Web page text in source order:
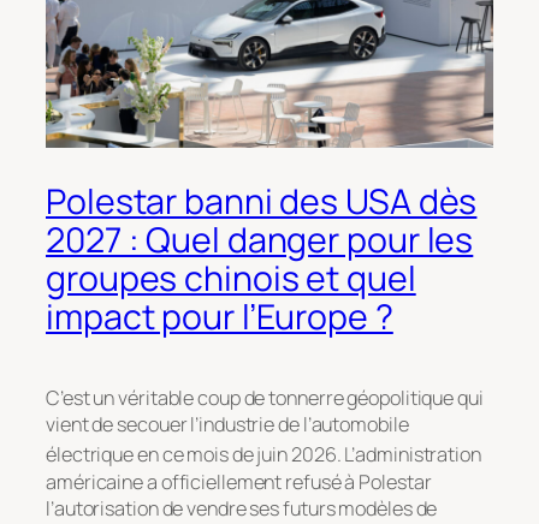
Polestar banni des USA dès
2027 : Quel danger pour les
groupes chinois et quel
impact pour l’Europe ?
C’est un véritable coup de tonnerre géopolitique qui
vient de secouer l’industrie de l’automobile
électrique en ce mois de juin 2026. L’administration
américaine a officiellement refusé à Polestar
l’autorisation de vendre ses futurs modèles de